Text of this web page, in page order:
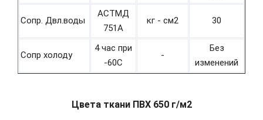
Сопр. Двл.воды
АСТМД
751А
кг - см2 30
Сопр холоду
4 час при
-60С
-
Без
изменений
Цвета ткани ПВХ 650 г/м2